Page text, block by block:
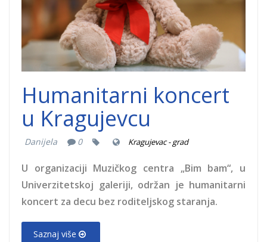
Humanitarni koncert
u Kragujevcu
Danijela 0 Kragujevac - grad
U organizaciji Muzičkog centra „Bim bam“, u
Univerzitetskoj galeriji, održan je humanitarni
koncert za decu bez roditeljskog staranja.
Saznaj više